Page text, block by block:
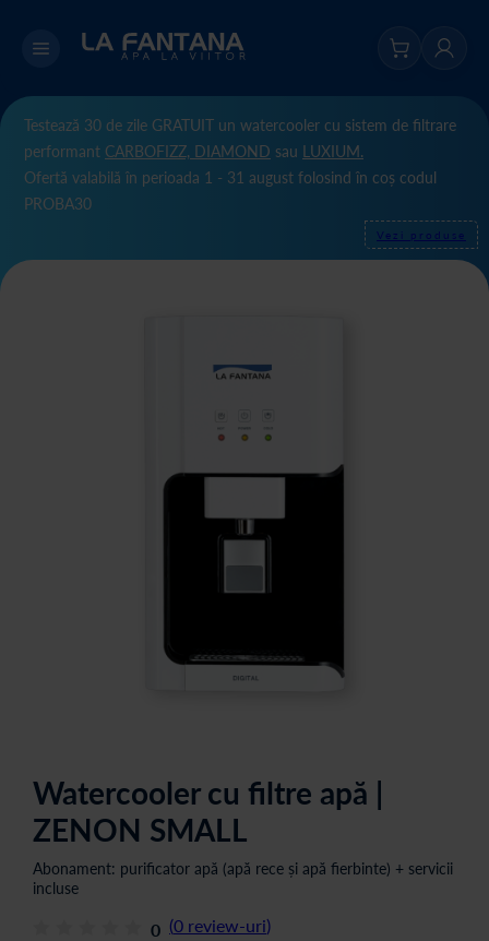
Testează 30 de zile GRATUIT un watercooler cu sistem de filtrare
performant CARBOFIZZ, DIAMOND sau LUXIUM.
Ofertă valabilă în perioada 1 - 31 august folosind în coș codul
PROBA30
Vezi produse
Watercooler cu filtre apă |
ZENON SMALL
Abonament: purificator apă (apă rece și apă fierbinte) + servicii
incluse
0 (0 review-uri)